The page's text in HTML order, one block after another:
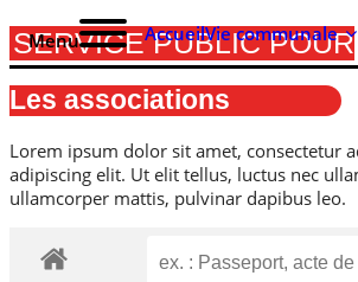
Menu AccueilVie communale
SERVICE PUBLIC POUR
Les associations
Lorem ipsum dolor sit amet, consectetur
adipiscing elit. Ut elit tellus, luctus nec
ullamcorper mattis, pulvinar dapibus leo.